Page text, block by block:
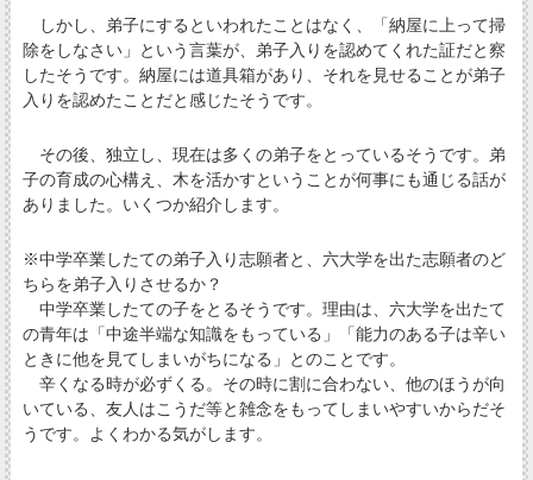
しかし、弟子にするといわれたことはなく、「納屋に上って掃
除をしなさい」という言葉が、弟子入りを認めてくれた証だと察
したそうです。納屋には道具箱があり、それを見せることが弟子
入りを認めたことだと感じたそうです。
その後、独立し、現在は多くの弟子をとっているそうです。弟
子の育成の心構え、木を活かすということが何事にも通じる話が
ありました。いくつか紹介します。
※中学卒業したての弟子入り志願者と、六大学を出た志願者のど
ちらを弟子入りさせるか？
中学卒業したての子をとるそうです。理由は、六大学を出たて
の青年は「中途半端な知識をもっている」「能力のある子は辛い
ときに他を見てしまいがちになる」とのことです。
辛くなる時が必ずくる。その時に割に合わない、他のほうが向
いている、友人はこうだ等と雑念をもってしまいやすいからだそ
うです。よくわかる気がします。